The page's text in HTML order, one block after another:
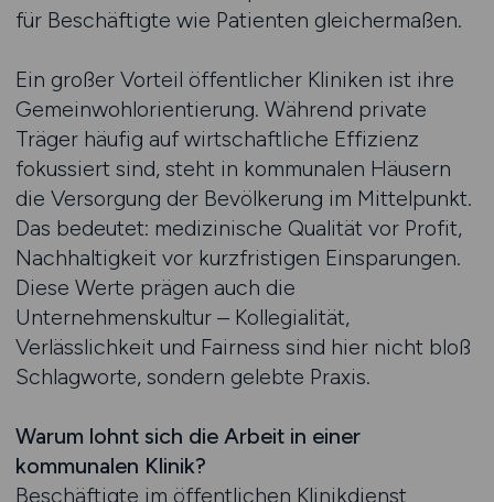
für Beschäftigte wie Patienten gleichermaßen.
Ein großer Vorteil öffentlicher Kliniken ist ihre
Gemeinwohlorientierung. Während private
Träger häufig auf wirtschaftliche Effizienz
fokussiert sind, steht in kommunalen Häusern
die Versorgung der Bevölkerung im Mittelpunkt.
Das bedeutet: medizinische Qualität vor Profit,
Nachhaltigkeit vor kurzfristigen Einsparungen.
Diese Werte prägen auch die
Unternehmenskultur – Kollegialität,
Verlässlichkeit und Fairness sind hier nicht bloß
Schlagworte, sondern gelebte Praxis.
Warum lohnt sich die Arbeit in einer
kommunalen Klinik?
Beschäftigte im öffentlichen Klinikdienst